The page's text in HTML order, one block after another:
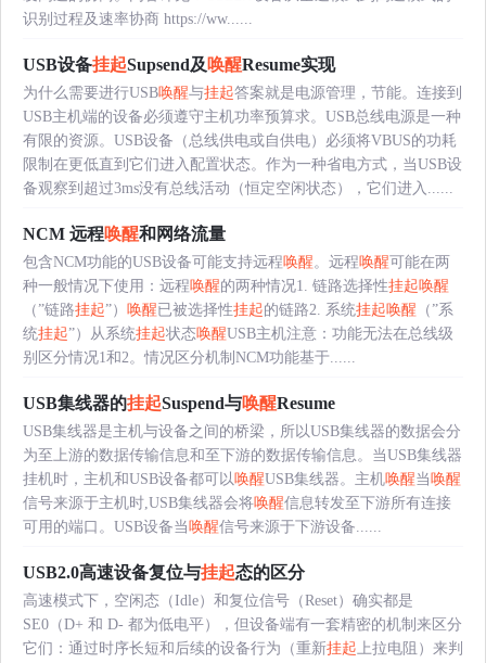
识别过程及速率协商 https://ww......
USB设备挂起Supsend及 唤醒Resume实现
为什么需要进行USB唤醒与挂起答案就是电源管理，节能。连接到
USB主机端的设备必须遵守主机功率预算求。USB总线电源是一种
有限的资源。USB设备（总线供电或自供电）必须将VBUS的功耗
限制在更低直到它们进入配置状态。作为一种省电方式，当USB设
备观察到超过3ms没有总线活动（恒定空闲状态），它们进入......
NCM 远程唤醒和网络流量
包含NCM功能的USB设备可能支持远程唤醒。远程唤醒可能在两
种一般情况下使用：远程唤醒的两种情况1. 链路选择性挂起唤醒
（”链路挂起”） 唤醒已被选择性挂起的链路2. 系统挂起唤醒 （”系
统挂起”）从系统挂起状态唤醒USB主机注意：功能无法在总线级
别区分情况1和2。情况区分机制NCM功能基于......
USB集线器的挂起Suspend与唤醒Resume
USB集线器是主机与设备之间的桥梁，所以USB集线器的数据会分
为至上游的数据传输信息和至下游的数据传输信息。当USB集线器
挂机时，主机和USB设备都可以唤醒USB集线器。主机唤醒当唤醒
信号来源于主机时,USB集线器会将唤醒信息转发至下游所有连接
可用的端口。USB设备当唤醒信号来源于下游设备......
USB2.0高速设备复位与挂起态的区分
高速模式下，空闲态（Idle）和复位信号（Reset）确实都是
SE0（D+ 和 D- 都为低电平），但设备端有一套精密的机制来区分
它们：通过时序长短和后续的设备行为（重新挂起上拉电阻）来判